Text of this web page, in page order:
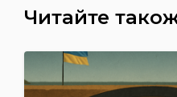
Читайте